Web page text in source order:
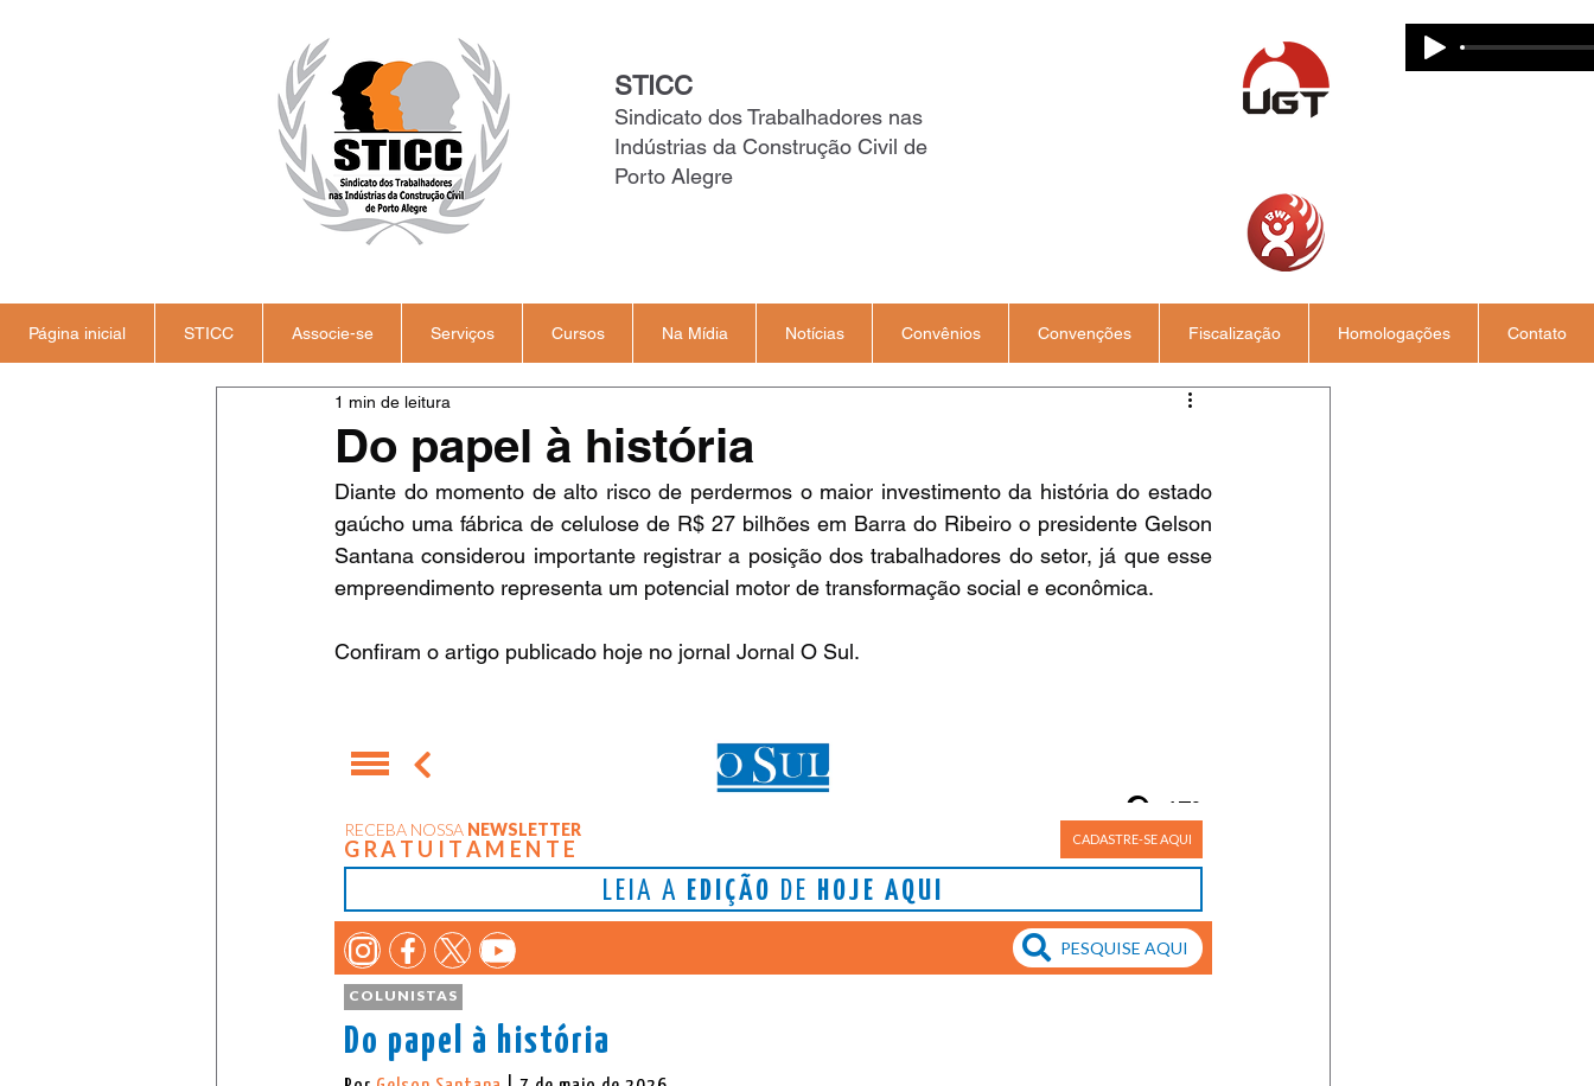
STICC
Sindicato dos Trabalhadores nas
Indústrias da Construção Civil de
Porto Alegre
Página inicial STICC Associe-se Serviços Cursos Na Mídia Notícias Convênios Convenções Fiscalização Homologações Contato
Do papel à história
1 min de leitura
Diante do momento de alto risco de perdermos o maior investimento da história do estado
gaúcho uma fábrica de celulose de R$ 27 bilhões em Barra do Ribeiro o presidente Gelson
Santana considerou importante registrar a posição dos trabalhadores do setor, já que esse
empreendimento representa um potencial motor de transformação social e econômica.
Confiram o artigo publicado hoje no jornal Jornal O Sul.